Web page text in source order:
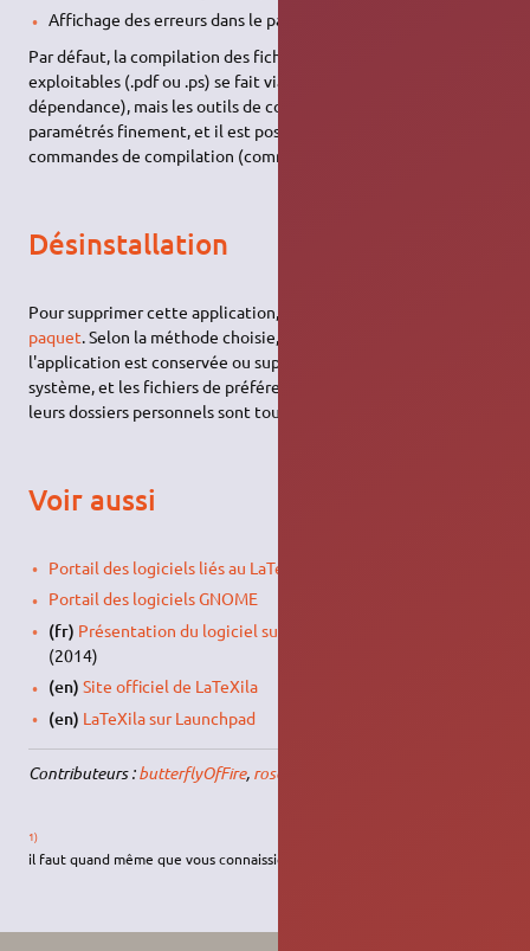
Affichage des erreurs dans le panneau inférieur
Par défaut, la compilation des fichiers .tex en documents
exploitables (.pdf ou .ps) se fait via
dépendance), mais les outils de construction peuvent être
paramétrés finement, et il est possible d'utiliser d'autres
commandes de compilation (comme
Désinstallation
Pour supprimer cette application, il suffit de
paquet. Selon la méthode choisie, la configuration globale de
l'application est conservée ou supprimée. Les journaux du
système, et les fichiers de préférence des utilisateurs dans
leurs dossiers personnels sont toujours conservés.
Voir aussi
Portail des logiciels liés au LaTeX
Portail des logiciels GNOME
(fr) Présentation du logiciel sur le blog la-vache-libre.org
(2014)
(en) Site officiel de LaTeXila
(en) LaTeXila sur Launchpad
Contributeurs :butterflyOfFire, roschan
1)
il faut quand même que vous connaissiez un minimum le langage LaTeX